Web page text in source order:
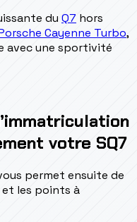
du Q7 hors
Cayenne Turbo,
avec une sportivité
votre SQ7
permet ensuite de
et les points à